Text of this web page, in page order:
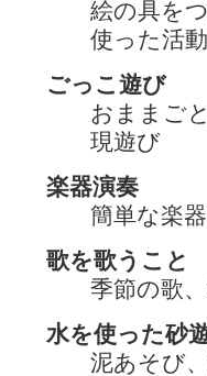
絵の具を
使った活動
ごっこ遊び
おままご
現遊び
楽器演奏
簡単な楽
歌を歌うこと
季節の歌
水を使った砂
泥あそび